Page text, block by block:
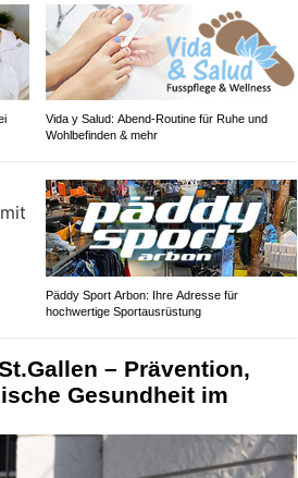
Vida y Salud: Abend-Routine für Ruhe und
Wohlbefinden & mehr
Päddy Sport Arbon: Ihre Adresse für
hochwertige Sportausrüstung
– Prävention,
Gesundheit im